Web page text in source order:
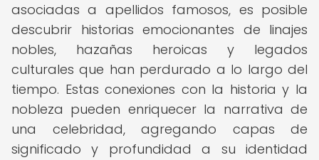
asociadas a apellidos famosos, es posible
descubrir historias emocionantes de linajes
nobles, hazañas heroicas y legados
culturales que han perdurado a lo largo del
tiempo. Estas conexiones con la historia y la
nobleza pueden enriquecer la narrativa de
una celebridad, agregando capas de
significado y profundidad a su identidad